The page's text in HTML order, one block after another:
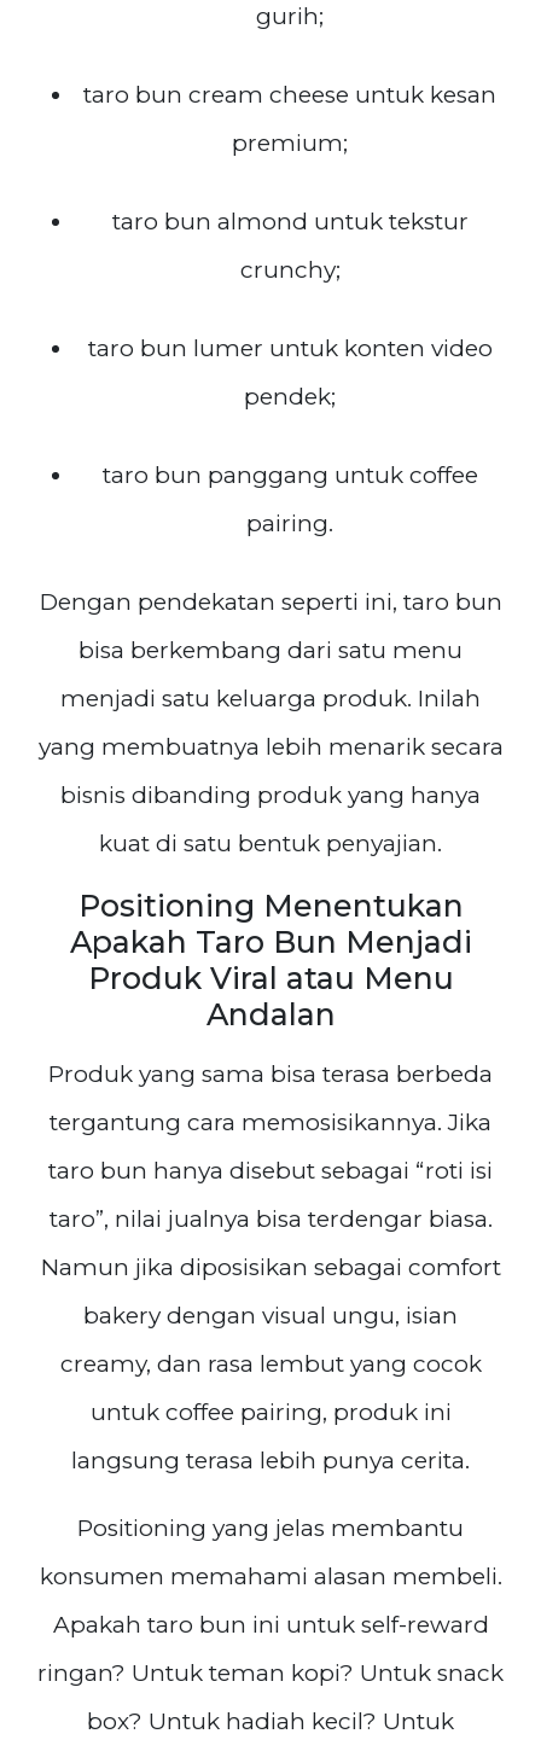
gurih;
taro bun cream cheese untuk kesan
premium;
taro bun almond untuk tekstur
crunchy;
taro bun lumer untuk konten video
pendek;
taro bun panggang untuk coffee
pairing.
Dengan pendekatan seperti ini, taro bun
bisa berkembang dari satu menu
menjadi satu keluarga produk. Inilah
yang membuatnya lebih menarik secara
bisnis dibanding produk yang hanya
kuat di satu bentuk penyajian.
Positioning Menentukan
Apakah Taro Bun Menjadi
Produk Viral atau Menu
Andalan
Produk yang sama bisa terasa berbeda
tergantung cara memosisikannya. Jika
taro bun hanya disebut sebagai “roti isi
taro”, nilai jualnya bisa terdengar biasa.
Namun jika diposisikan sebagai comfort
bakery dengan visual ungu, isian
creamy, dan rasa lembut yang cocok
untuk coffee pairing, produk ini
langsung terasa lebih punya cerita.
Positioning yang jelas membantu
konsumen memahami alasan membeli.
Apakah taro bun ini untuk self-reward
ringan? Untuk teman kopi? Untuk snack
box? Untuk hadiah kecil? Untuk